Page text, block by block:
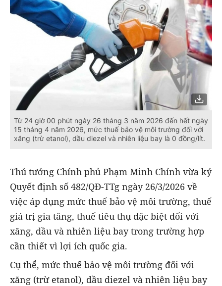
Từ 24 giờ 00 phút ngày 26 tháng 3 năm 2026 đến hết ngày
15 tháng 4 năm 2026, mức thuế bảo vệ môi trường đối với
xăng (trừ etanol), dầu diezel và nhiên liệu bay là 0 đồng/lít.
Thủ tướng Chính phủ Phạm Minh Chính vừa ký
Quyết định số 482/QĐ-TTg ngày 26/3/2026 về
việc áp dụng mức thuế bảo vệ môi trường, thuế
giá trị gia tăng, thuế tiêu thụ đặc biệt đối với
xăng, dầu và nhiên liệu bay trong trường hợp
cần thiết vì lợi ích quốc gia.
Cụ thể, mức thuế bảo vệ môi trường đối với
xăng (trừ etanol), dầu diezel và nhiên liệu bay